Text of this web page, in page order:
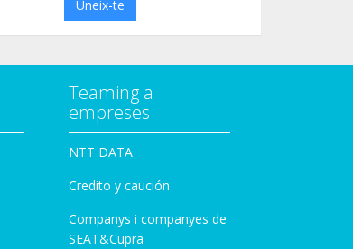
Uneix-te
Teaming a
empreses
NTT DATA
Credito y caución
Companys i companyes de
SEAT&Cupra